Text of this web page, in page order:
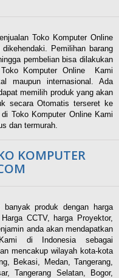
Toko Komputer Online
Pemilihan barang
pembelian bisa dilakukan
Komputer Online Kami
maupun internasional. Ada
memilih produk yang akan
secara Otomatis terseret ke
Toko Komputer Online Kami
dan termurah.
KOMPUTER
produk dengan harga
CCTV, harga Proyektor,
anda akan mendapatkan
di Indonesia sebagai
mencakup wilayah kota-kota
Bekasi, Medan, Tangerang,
Tangerang Selatan, Bogor,